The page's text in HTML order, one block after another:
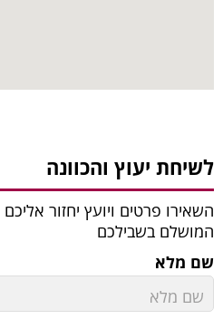
לשיחת יעוץ והכוונה
השאירו פרטים ויועץ יחזור
המושלם בשבילכם
שם מלא